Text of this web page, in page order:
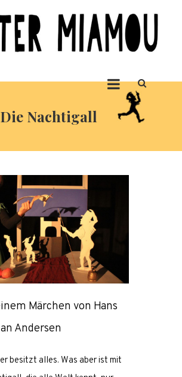
Die Nachtigall
Märchen von Hans
Andersen
besitzt alles. Was aber ist mit